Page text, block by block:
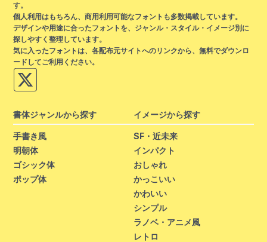
す。
個人利用はもちろん、商用利用可能なフォントも多数掲載しています。
デザインや用途に合ったフォントを、ジャンル・スタイル・イメージ別に
探しやすく整理しています。
気に入ったフォントは、各配布元サイトへのリンクから、無料でダウンロ
ードしてご利用ください。
書体ジャンルから探す
手書き風
明朝体
ゴシック体
ポップ体
イメージから探す
SF・近未来
インパクト
おしゃれ
かっこいい
かわいい
シンプル
ラノベ・アニメ風
レトロ